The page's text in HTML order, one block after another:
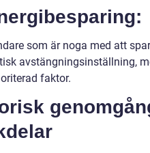
som är noga med att
avstängningsinställning,
faktor.